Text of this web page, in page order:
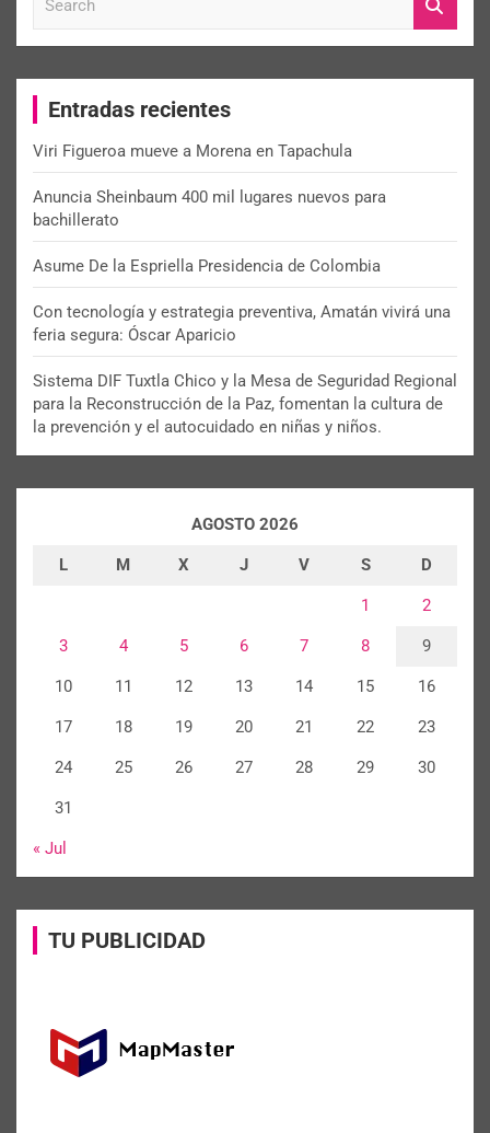
c
Entradas recientes
Viri Figueroa mueve a Morena en Tapachula
Anuncia Sheinbaum 400 mil lugares nuevos para
bachillerato
Asume De la Espriella Presidencia de Colombia
Con tecnología y estrategia preventiva, Amatán vivirá una
feria segura: Óscar Aparicio
Sistema DIF Tuxtla Chico y la Mesa de Seguridad Regional
para la Reconstrucción de la Paz, fomentan la cultura de
la prevención y el autocuidado en niñas y niños.
AGOSTO 2026
L M X J V S D
1 2
3 4 5 6 7 8 9
10 11 12 13 14 15 16
17 18 19 20 21 22 23
24 25 26 27 28 29 30
31
« Jul
TU PUBLICIDAD